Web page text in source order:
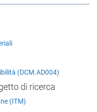
(DCM.AD004)
di ricerca
(ITM)